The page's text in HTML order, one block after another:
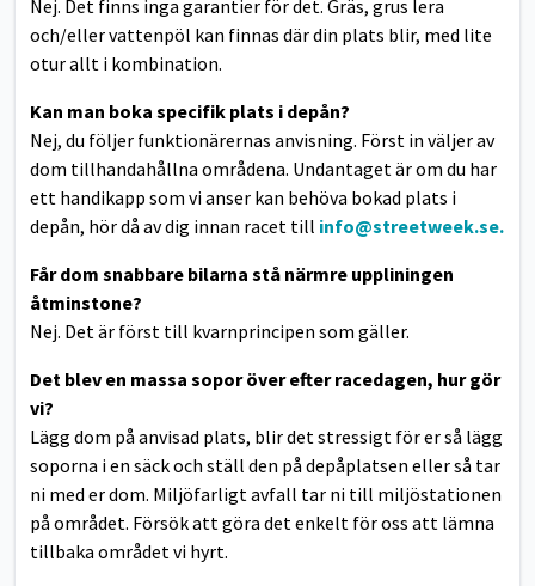
Nej. Det finns inga garantier för det. Gräs, grus lera
och/eller vattenpöl kan finnas där din plats blir, med lite
otur allt i kombination.
Kan man boka specifik plats i depån?
Nej, du följer funktionärernas anvisning. Först in väljer av
dom tillhandahållna områdena. Undantaget är om du har
ett handikapp som vi anser kan behöva bokad plats i
depån, hör då av dig innan racet till info@streetweek.se.
Får dom snabbare bilarna stå närmre uppliningen
åtminstone?
Nej. Det är först till kvarnprincipen som gäller.
Det blev en massa sopor över efter racedagen, hur gör
vi?
Lägg dom på anvisad plats, blir det stressigt för er så lägg
soporna i en säck och ställ den på depåplatsen eller så tar
ni med er dom. Miljöfarligt avfall tar ni till miljöstationen
på området. Försök att göra det enkelt för oss att lämna
tillbaka området vi hyrt.